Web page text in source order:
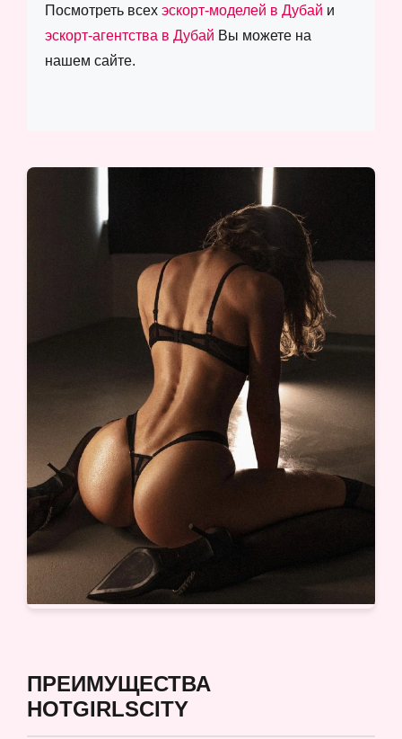
Посмотреть всех эскорт-моделей в Дубай и
эскорт-агентства в Дубай Вы можете на
нашем сайте.
ПРЕИМУЩЕСТВА
HOTGIRLSCITY